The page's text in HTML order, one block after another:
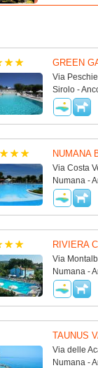
GREEN
Via
Sirolo -
NUMANA
Via Costa
Numana -
RIVIERA
Via
Numana -
TAUNUS
Via delle
Numana -